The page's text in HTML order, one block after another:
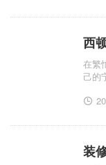
在繁
己的
西顿